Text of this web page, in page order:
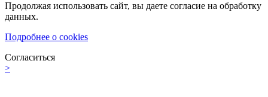
Продолжая использовать сайт, вы даете согласие на обработку
данных.
Подробнее о cookies
Согласиться
>